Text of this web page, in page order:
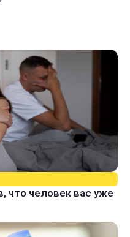
что человек вас уже